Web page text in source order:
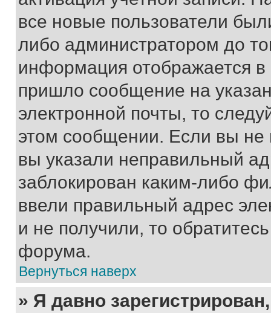
все новые пользователи
либо администратором до
информация отображается
пришло сообщение на
электронной почты, то
этом сообщении. Если вы
вы указали неправильный
заблокирован каким-либо
ввели правильный адрес
и не получили, то
форума.
Вернуться наверх
» Я давно